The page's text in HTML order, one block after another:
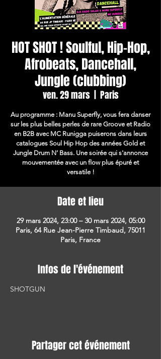
HOT SHOT ! Soulful, Hip-Hop,
Afrobeats, Dancehall,
Jungle (clubbing)
ven. 29 mars
  |
Paris
Au programme : Manu Superfly, vous fera danser
sur les plus belles perles de rare Groove et Radio
en B2B avec MC Runigga puiserons dans leurs
catalogues Soul Hip Hop des années Gold et
Jungle Drum N’ Bass. Une soirée qui s'annonce
mouvementée avec un flow plus épuré et
versatile !
Date et lieu
29 mars 2024, 23:00 – 30 mars 2024, 05:00
Paris, 64 Rue Jean-Pierre Timbaud, 75011
Paris, France
Infos de l'événement
SHOTGUN
Partager cet événement